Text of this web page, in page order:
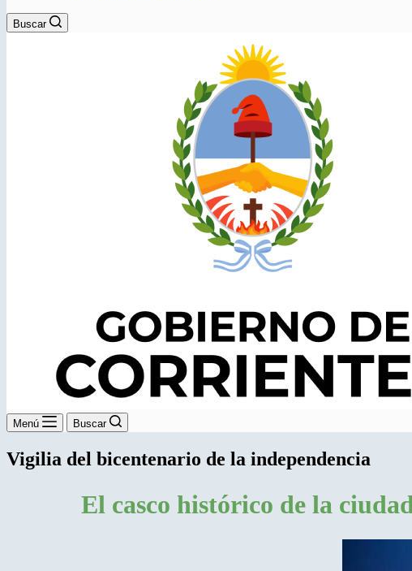
Buscar
Menú Buscar
Vigilia del bicentenario de la independencia
El casco histórico de la